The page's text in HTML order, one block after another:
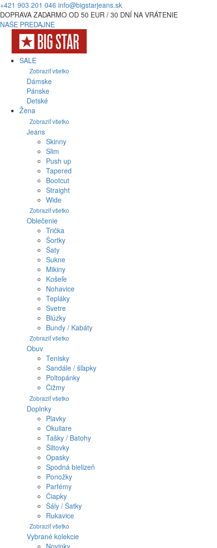
+421 903 201 046 info@bigstarjeans.sk
DOPRAVA ZADARMO OD 50 EUR / 30 DNÍ NA VRÁTENIE
NAŠE PREDAJNE
SALE
Zobraziť všetko
Dámske
Pánske
Detské
Žena
Zobraziť všetko
Jeans
Skinny
Slim
Push up
Tapered
Bootcut
Straight
Wide
Zobraziť všetko
Oblečenie
Trička
Šortky
Šaty
Sukne
Mikiny
Košeľe
Nohavice
Tepláky
Svetre
Blúzky
Bundy / Kabáty
Zobraziť všetko
Obuv
Tenisky
Sandále / šľapky
Poltopánky
Čižmy
Zobraziť všetko
Doplnky
Plavky
Okuliare
Tašky / Batohy
Šiltovky
Opasky
Spodná bielizeň
Ponožky
Parfémy
Čiapky
Šály / Šatky
Rukavice
Zobraziť všetko
Vybrané kolekcie
Novinky